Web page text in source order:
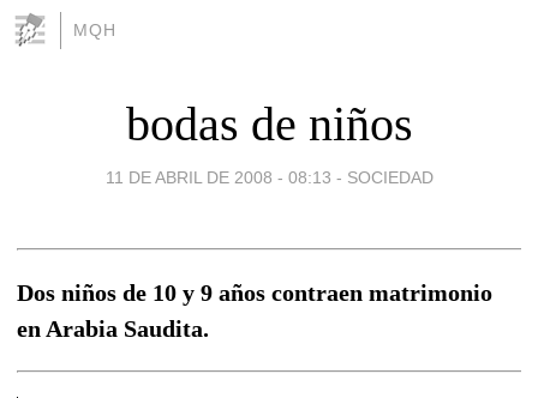
MQH
bodas de niños
11 DE ABRIL DE 2008 - 08:13 - SOCIEDAD
Dos niños de 10 y 9 años contraen matrimonio
en Arabia Saudita.